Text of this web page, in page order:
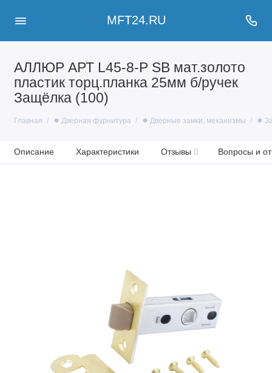
MFT24.RU
АЛЛЮР АРТ L45-8-P SB мат.золото
пластик торц.планка 25мм б/ручек
Защёлка (100)
Главная ✹ Дверная фурнитура ✹ Дверные замки, механизмы ✹
Описание Характеристики Отзывы 0 Вопросы и